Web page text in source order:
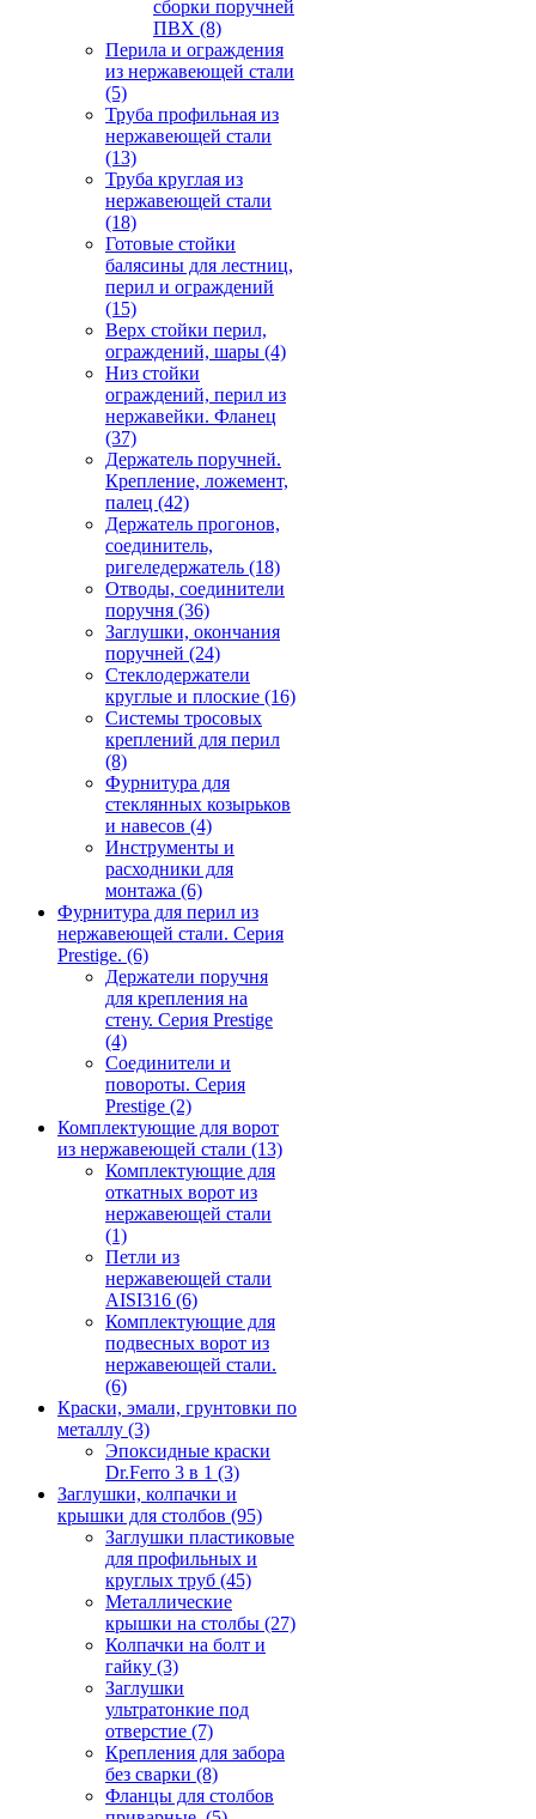
сборки поручней
ПВХ (8)
Перила и ограждения
из нержавеющей стали
(5)
Труба профильная из
нержавеющей стали
(13)
Труба круглая из
нержавеющей стали
(18)
Готовые стойки
балясины для лестниц,
перил и ограждений
(15)
Верх стойки перил,
ограждений, шары (4)
Низ стойки
ограждений, перил из
нержавейки. Фланец
(37)
Держатель поручней.
Крепление, ложемент,
палец (42)
Держатель прогонов,
соединитель,
ригеледержатель (18)
Отводы, соединители
поручня (36)
Заглушки, окончания
поручней (24)
Стеклодержатели
круглые и плоские (16)
Системы тросовых
креплений для перил
(8)
Фурнитура для
стеклянных козырьков
и навесов (4)
Инструменты и
расходники для
монтажа (6)
Фурнитура для перил из
нержавеющей стали. Серия
Prestige. (6)
Держатели поручня
для крепления на
стену. Серия Prestige
(4)
Соединители и
повороты. Серия
Prestige (2)
Комплектующие для ворот
из нержавеющей стали (13)
Комплектующие для
откатных ворот из
нержавеющей стали
(1)
Петли из
нержавеющей стали
AISI316 (6)
Комплектующие для
подвесных ворот из
нержавеющей стали.
(6)
Краски, эмали, грунтовки по
металлу (3)
Эпоксидные краски
Dr.Ferro 3 в 1 (3)
Заглушки, колпачки и
крышки для столбов (95)
Заглушки пластиковые
для профильных и
круглых труб (45)
Металлические
крышки на столбы (27)
Колпачки на болт и
гайку (3)
Заглушки
ультратонкие под
отверстие (7)
Крепления для забора
без сварки (8)
Фланцы для столбов